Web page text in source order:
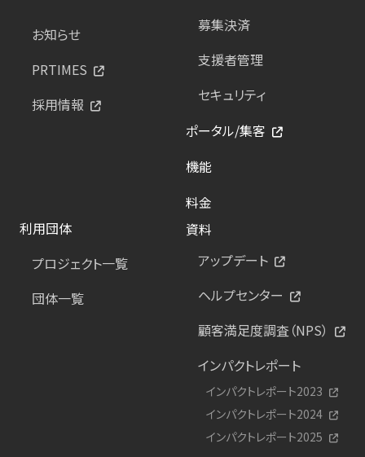
お知らせ
PRTIMES
採用情報
募集決済
支援者管理
セキュリティ
ポータル/集客
機能
料金
利用団体
プロジェクト一覧
団体一覧
資料
アップデート
ヘルプセンター
顧客満足度調査（NPS）
インパクトレポート
インパクトレポート2023
インパクトレポート2024
インパクトレポート2025